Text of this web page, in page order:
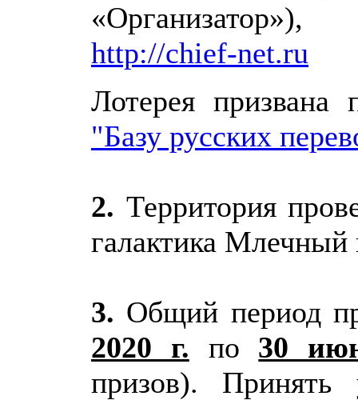
http://chief-net.ru
Лотерея призвана
"Базу русских
2. Территория
галактика Млечный
3. Общий период
2020 г. по 30
призов).